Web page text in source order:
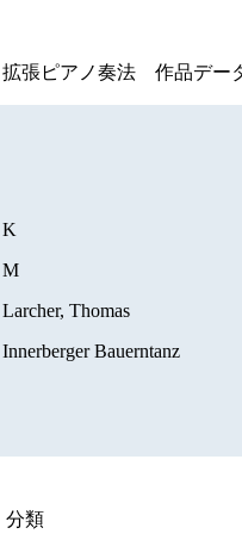
拡張ピアノ奏法 作品デー
K
M
Larcher, Thomas
Innerberger Bauerntanz
分類